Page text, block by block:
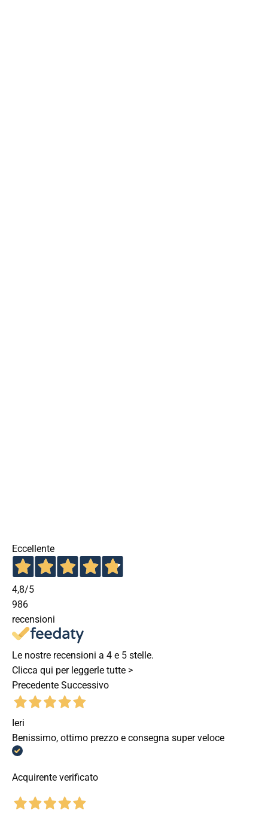
Eccellente
4,8/5
986
recensioni
Le nostre recensioni a 4 e 5 stelle.
Clicca qui per leggerle tutte >
Precedente Successivo
Ieri
Benissimo, ottimo prezzo e consegna super veloce
Acquirente verificato